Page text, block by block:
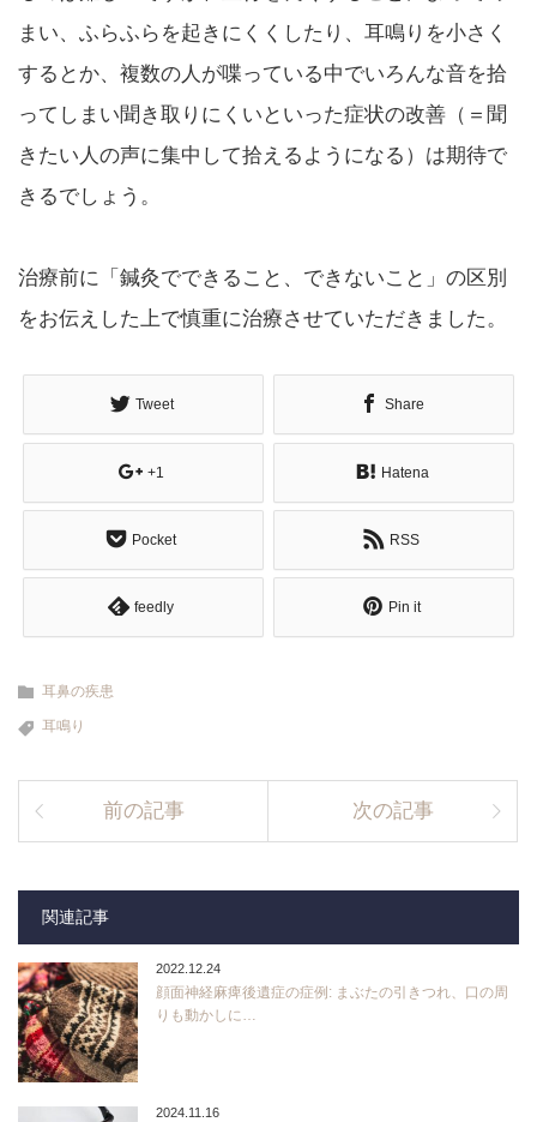
まい、ふらふらを起きにくくしたり、耳鳴りを小さく
するとか、複数の人が喋っている中でいろんな音を拾
ってしまい聞き取りにくいといった症状の改善（＝聞
きたい人の声に集中して拾えるようになる）は期待で
きるでしょう。
治療前に「鍼灸でできること、できないこと」の区別
をお伝えした上で慎重に治療させていただきました。
Tweet Share
+1 Hatena
Pocket RSS
feedly Pin it
耳鼻の疾患
耳鳴り
前の記事 次の記事
関連記事
2022.12.24
顔面神経麻痺後遺症の症例: まぶたの引きつれ、口の周
りも動かしに…
2024.11.16